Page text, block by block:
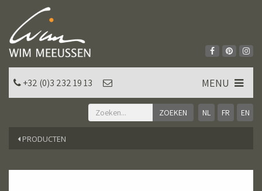
NL FR EN
+32 (0)3 232 19 13 MENU
PRODUCTEN